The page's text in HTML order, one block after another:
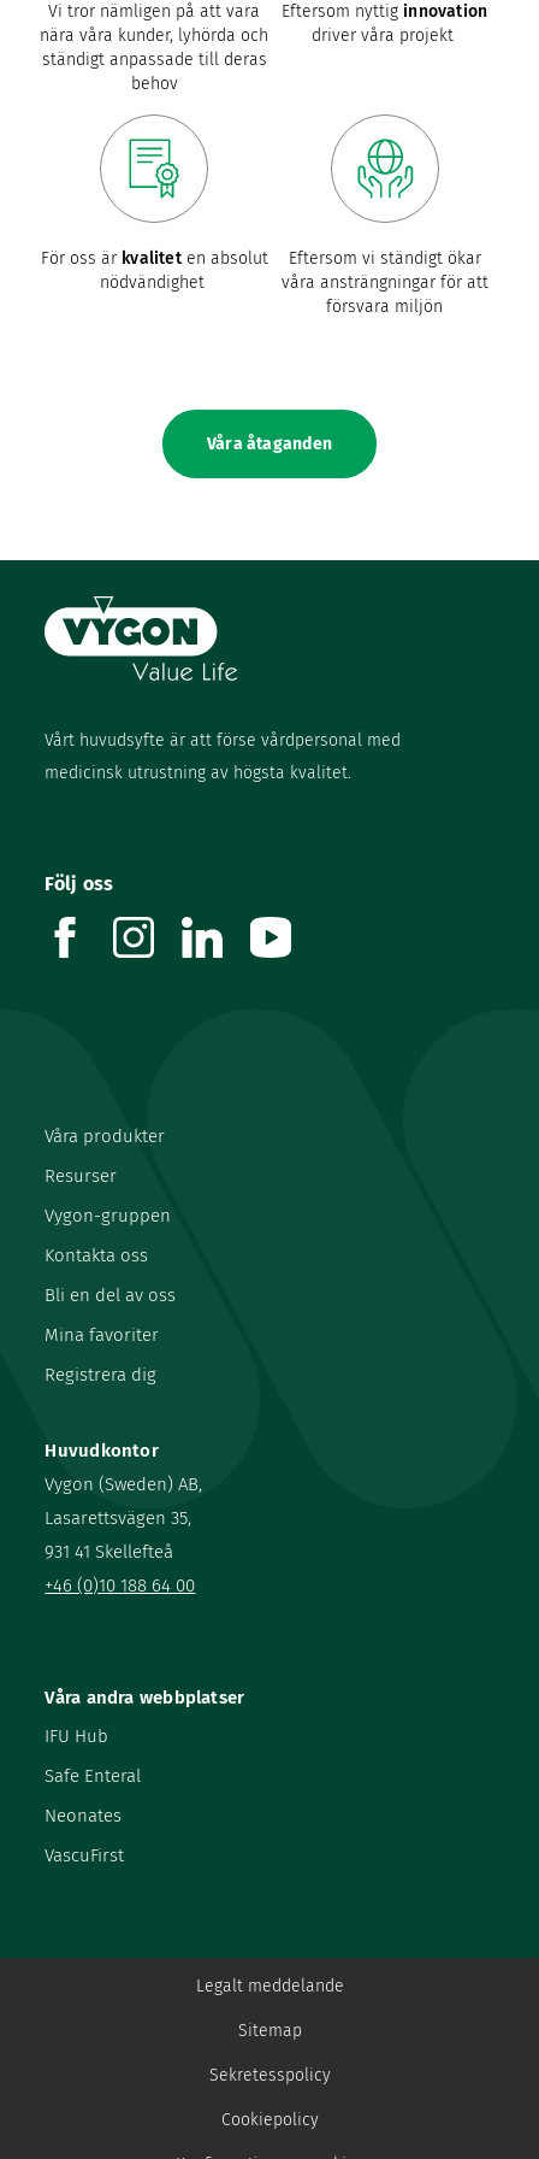
Vi tror nämligen på att vara
nära våra kunder, lyhörda och
ständigt anpassade till deras
behov
Eftersom nyttiginnovation
driver våra projekt
För oss är kvaliteten absolut
nödvändighet
Eftersom vi ständigt ökar
våra ansträngningar för att
försvara miljön
Våra åtaganden
Vårt huvudsyfte är att förse vårdpersonal med
medicinsk utrustning av högsta kvalitet.
Huvudkontor
Vygon (Sweden) AB,
Lasarettsvägen 35,
931 41 Skellefteå
+46 (0)10 188 64 00
Våra produkter
Resurser
Vygon-gruppen
Kontakta oss
Bli en del av oss
Mina favoriter
Registrera dig
Våra andra webbplatser
IFU Hub
Safe Enteral
Neonates
VascuFirst
Följ oss
facebookinstagramlinkedin
Legalt meddelande
Sitemap
Sekretesspolicy
Cookiepolicy